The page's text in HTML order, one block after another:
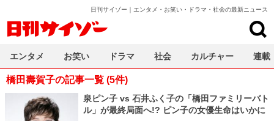
日刊サイゾー｜エンタメ・お笑い・ドラマ・社会の最新ニュース
橋田壽賀子の記事一覧 (5件)
泉ピン子 vs 石井ふく子の「橋田ファミリーバト
ル」が最終局面へ!? ピン子の女優生命はいかに
エンタメ お笑い ドラマ 社会 カルチャー 連載